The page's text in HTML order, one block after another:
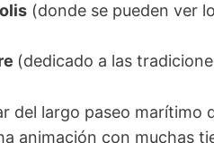
(donde se pueden ver
(dedicado a las
del largo paseo marítimo
animación con muchas